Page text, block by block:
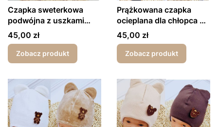
Czapka sweterkowa
podwójna z uszkami
ecru
Cena
45,00 zł
Zobacz produkt
Prążkowana czapka
ocieplana dla chłopca Be
Yourself
Cena
45,00 zł
Zobacz produkt